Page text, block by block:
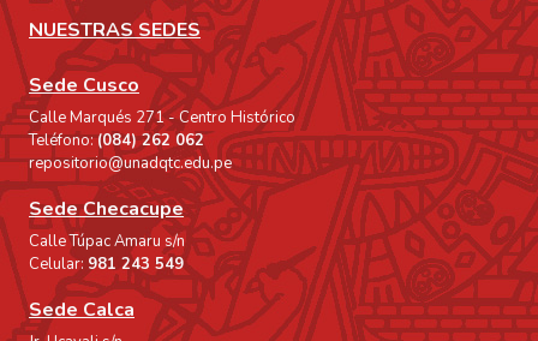
NUESTRAS SEDES
Sede Cusco
Calle Marqués 271 - Centro Histórico
Teléfono:(084) 262 062
repositorio@unadqtc.edu.pe
Sede Checacupe
Calle Túpac Amaru s/n
Celular: 981 243 549
Sede Calca